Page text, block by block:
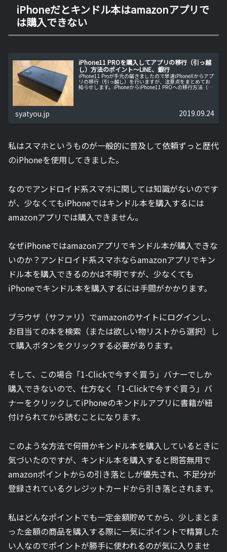
iPhoneだとキンドル本はamazonアプリで
は購入できない
iPhone11 PROを購入してアプリの移行（引っ越
し）方法のポイント～LINE、銀行
iPhone11 Proが手元の届きましたので早速iPhoneXからアプ
リの移行（引っ越し）を行いますが、注意点をまとめてお
知らせします。iPhoneからiPhone11 PROへの移行方法（電
syatyou.jp 2019.09.24
私はスマホというものが一般的に普及して依頼ずっと歴代
のiPhoneを使用してきました。
なのでアンドロイド系スマホに関しては知識がないのです
が、少なくてもiPhoneではキンドル本を購入するには
amazonアプリでは購入できません。
なぜiPhoneではamazonアプリでキンドル本が購入できな
いのか？アンドロイド系スマホならamazonアプリでキン
ドル本を購入できるのかは不明ですが、少なくても
iPhoneでキンドル本を購入するには手間がかかります。
ブラウザ（サファリ）でamazonのサイトにログインし、
お目当ての本を検索（または欲しい物リストから選択）し
て購入ボタンをクリックする必要があります。
そして、この場合 「1-Clickで今すぐ買う」 バナーでしか
購入できないので、仕方なく 「1-Clickで今すぐ買う」 バ
ナーをクリックしてiPhoneのキンドルアプリに書籍が紐
付けられてから読むことになります。
このような方法で何冊かキンドル本を購入しているときに
気づいたのですが、キンドル本を購入すると問答無用で
amazonポイントからの引き落としが優先され、不足分が
登録されているクレジットカードから引き落とされます。
私はどんなポイントでも一定金額貯めてから、少しまとま
った金額の商品を購入する際に一気にポイントで精算した
い人なのでポイントが勝手に使われるのが気に入りませ